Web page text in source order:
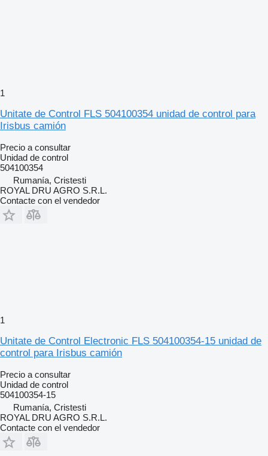
1
Unitate de Control FLS 504100354 unidad de control para
Irisbus camión
Precio a consultar
Unidad de control
504100354
Rumanía, Cristesti
ROYAL DRU AGRO S.R.L.
Contacte con el vendedor
1
Unitate de Control Electronic FLS 504100354-15 unidad de
control para Irisbus camión
Precio a consultar
Unidad de control
504100354-15
Rumanía, Cristesti
ROYAL DRU AGRO S.R.L.
Contacte con el vendedor